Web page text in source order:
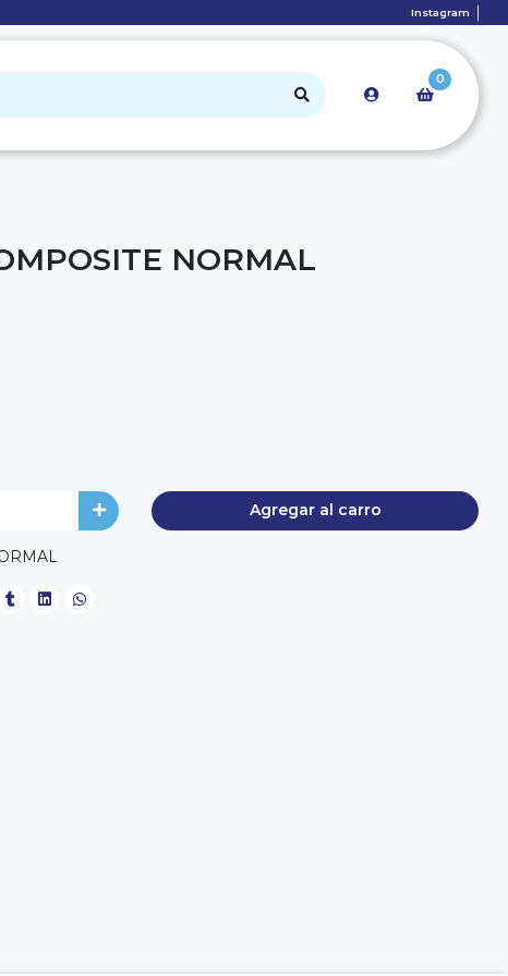
Instagram
0
NORMAL
Agregar al carro